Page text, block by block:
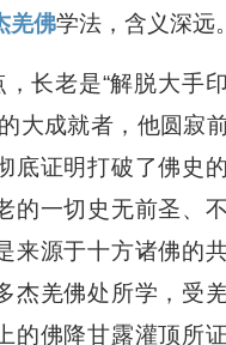
羌佛学法，含义深远。
老是“解脱大手
大成就者，他圆寂
底证明打破了佛史
的一切史无前圣、
来源于十方诸佛的
杰羌佛处所学，受
的佛降甘露灌顶所